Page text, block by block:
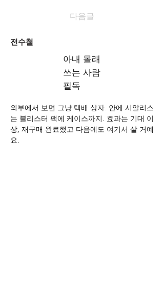
다음글
전수철
아내 몰래
쓰는 사람
필독
외부에서 보면 그냥 택배 상자. 안에 시알리스
는 블리스터 팩에 케이스까지. 효과는 기대 이
상, 재구매 완료했고 다음에도 여기서 살 거예
요.